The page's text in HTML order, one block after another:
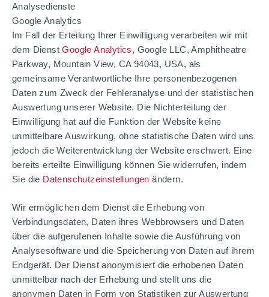
Analysedienste
Google Analytics
Im Fall der Erteilung Ihrer Einwilligung verarbeiten wir mit
dem DienstGoogle Analytics, Google LLC, Amphitheatre
Parkway, Mountain View, CA 94043, USA, als
gemeinsame Verantwortliche Ihre personenbezogenen
Daten zum Zweck der Fehleranalyse und der statistischen
Auswertung unserer Website. Die Nichterteilung der
Einwilligung hat auf die Funktion der Website keine
unmittelbare Auswirkung, ohne statistische Daten wird uns
jedoch die Weiterentwicklung der Website erschwert. Eine
bereits erteilte Einwilligung können Sie widerrufen, indem
Sie die Datenschutzeinstellungen ändern.
Wir ermöglichen dem Dienst die Erhebung von
Verbindungsdaten, Daten ihres Webbrowsers und Daten
über die aufgerufenen Inhalte sowie die Ausführung von
Analysesoftware und die Speicherung von Daten auf ihrem
Endgerät. Der Dienst anonymisiert die erhobenen Daten
unmittelbar nach der Erhebung und stellt uns die
anonymen Daten in Form von Statistiken zur Auswertung